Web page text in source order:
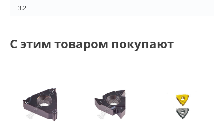
3.2
С этим товаром покупают